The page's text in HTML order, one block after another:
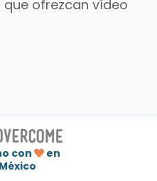
ofrezcan vídeo
con
en
México